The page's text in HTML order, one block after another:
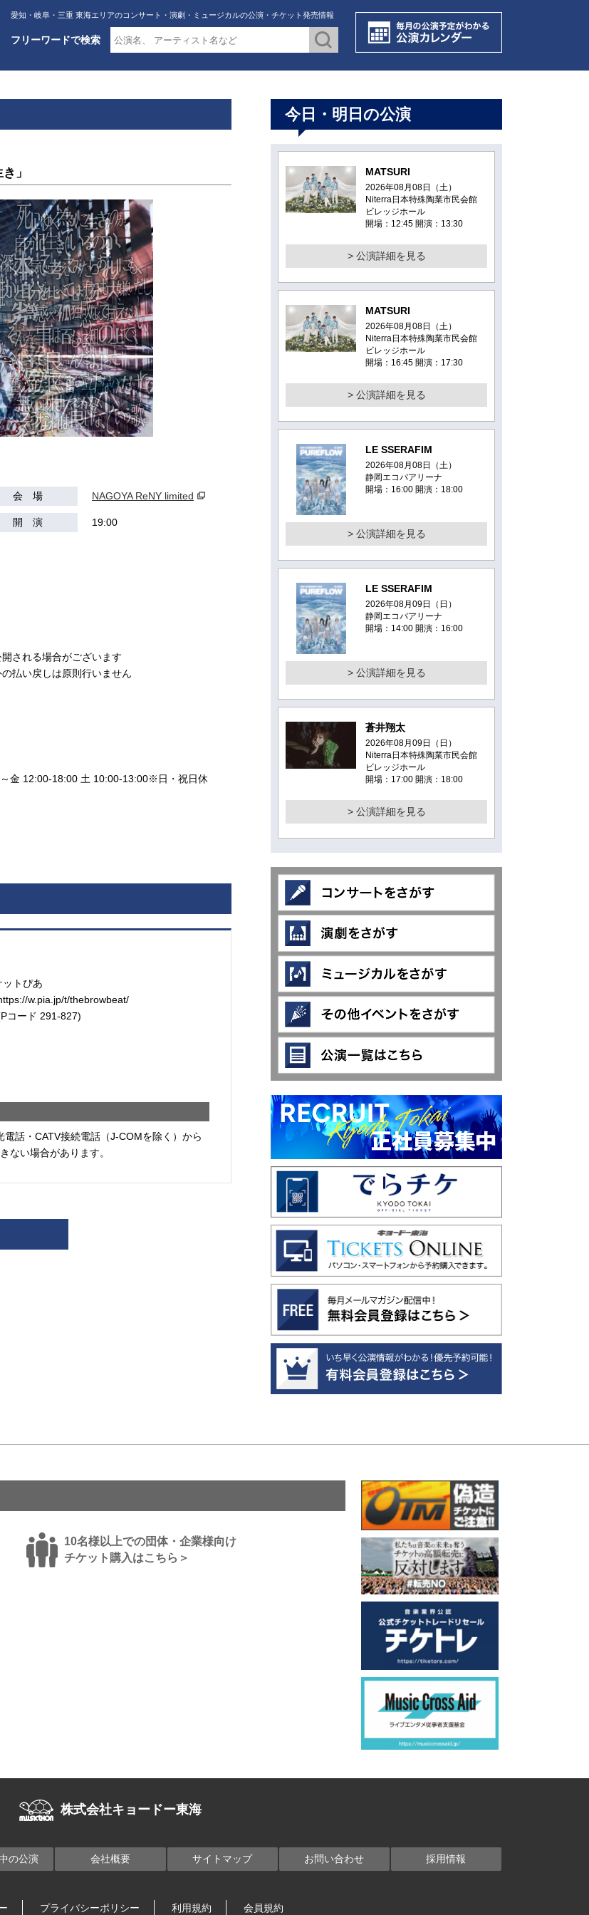
愛知・岐阜・三重 東海エリアのコンサート・演劇・ミュージカルの公演・チケット発売情報
フリーワードで検索
」
会 場 NAGOYA ReNY limited
開 演 19:00
される場合がございます
払い戻しは原則行いません
金 12:00-18:00 土 10:00-13:00※日・祝日休
ットぴあ
w.pia.jp/t/thebrowbeat/
コード 291-827)
話・CATV接続電話（J-COMを除く）から
ない場合があります。
今日・明日の公演
MATSURI
2026年08月08日（土）
Niterra日本特殊陶業市民会館
ビレッジホール
開場：12:45 開演：13:30
> 公演詳細を見る
MATSURI
2026年08月08日（土）
Niterra日本特殊陶業市民会館
ビレッジホール
開場：16:45 開演：17:30
> 公演詳細を見る
LE SSERAFIM
2026年08月08日（土）
静岡エコパアリーナ
開場：16:00 開演：18:00
> 公演詳細を見る
LE SSERAFIM
2026年08月09日（日）
静岡エコパアリーナ
開場：14:00 開演：16:00
> 公演詳細を見る
蒼井翔太
2026年08月09日（日）
Niterra日本特殊陶業市民会館
ビレッジホール
開場：17:00 開演：18:00
> 公演詳細を見る
10名様以上での団体・企業様向け
チケット購入はこちら＞
株式会社キョードー東海
の公演 会社概要 サイトマップ お問い合わせ 採用情報
プライバシーポリシー 利用規約 会員規約